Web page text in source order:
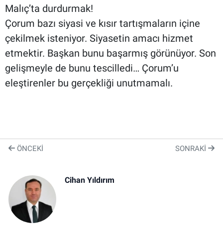
Malıç’ta durdurmak!
Çorum bazı siyasi ve kısır tartışmaların içine
çekilmek isteniyor. Siyasetin amacı hizmet
etmektir. Başkan bunu başarmış görünüyor. Son
gelişmeyle de bunu tescilledi… Çorum’u
eleştirenler bu gerçekliği unutmamalı.
ÖNCEKI SONRAKI
Cihan Yıldırım